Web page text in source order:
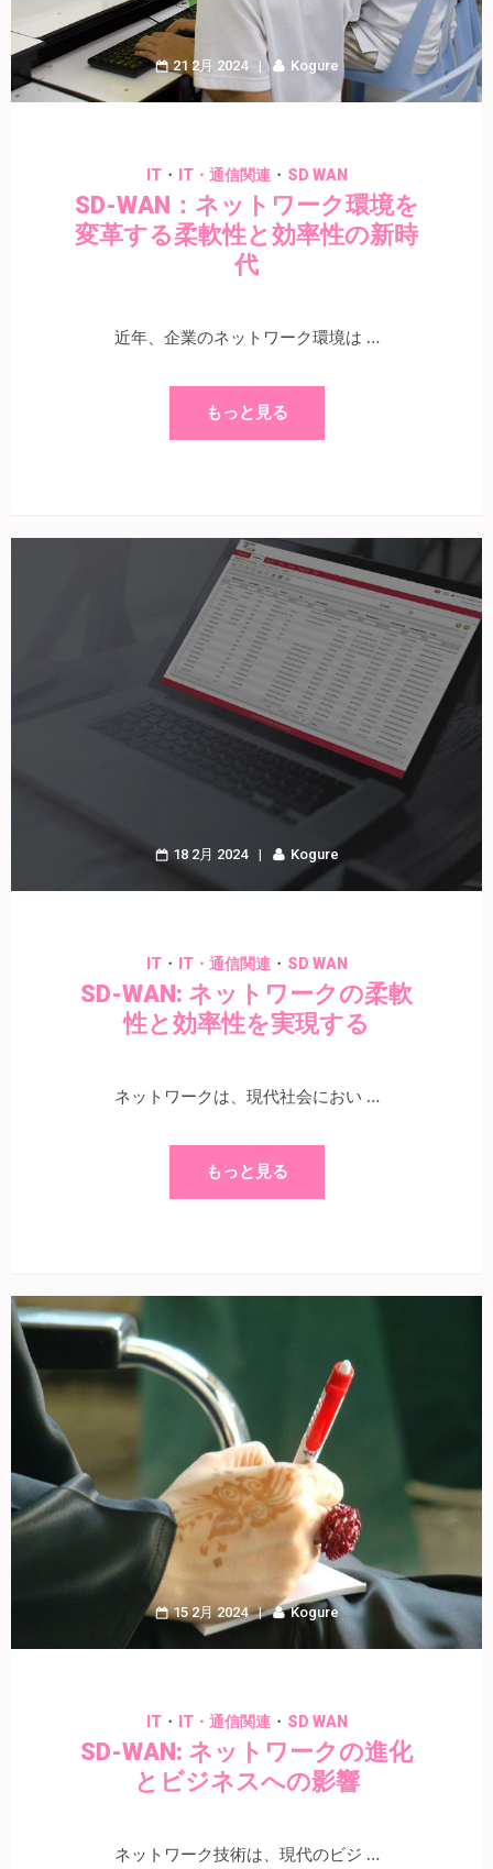
21 2月 2024 Kogure
IT・ IT・通信関連・ SD WAN
SD-WAN：ネットワーク環境を
変革する柔軟性と効率性の新時
代
近年、企業のネットワーク環境は …
もっと見る
18 2月 2024 Kogure
IT・ IT・通信関連・ SD WAN
SD-WAN: ネットワークの柔軟
性と効率性を実現する
ネットワークは、現代社会におい …
もっと見る
15 2月 2024 Kogure
IT・ IT・通信関連・ SD WAN
SD-WAN: ネットワークの進化
とビジネスへの影響
ネットワーク技術は、現代のビジ …